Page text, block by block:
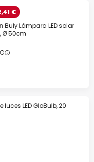
€
Buly Lámpara LED solar
Ø 50cm
€
LED GloBulb, 20